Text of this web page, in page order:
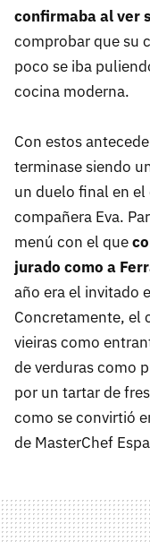
confirmaba al ver
comprobar que su
poco se iba
cocina moderna.
Con estos
terminase siendo
un duelo final en el
compañera Eva.
menú con el que
jurado como a
año era el invitado
Concretamente, el
vieiras como
de verduras como
por un tartar de
como se convirtió
de MasterChef